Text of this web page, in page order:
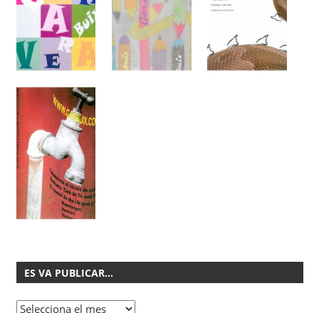
ES VA PUBLICAR…
Es